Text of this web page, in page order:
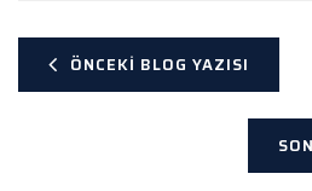
ÖNCEKI BLOG YAZISI